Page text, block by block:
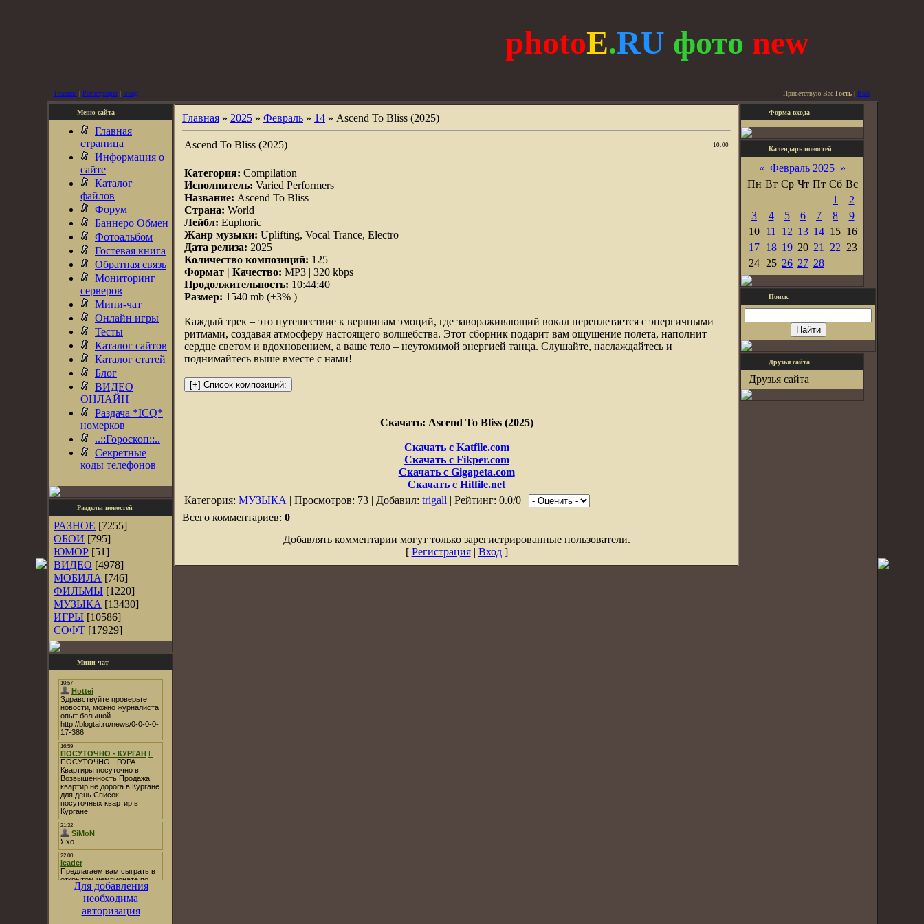
photoE.RU фото new
Главная | Регистрация | Вход Приветствую Вас Гость | RSS
Меню сайта
Главная
страница
Информация о
сайте
Каталог
файлов
Форум
Баннеро Обмен
Фотоальбом
Гостевая книга
Обратная связь
Мониторинг
серверов
Мини-чат
Онлайн игры
Тесты
Каталог сайтов
Каталог статей
Блог
ВИДЕО
ОНЛАЙН
Раздача *ICQ*
номерков
..::Гороскоп::..
Секретные
коды телефонов
Разделы новостей
РАЗНОЕ [7255]
ОБОИ [795]
ЮМОР [51]
ВИДЕО [4978]
МОБИЛА [746]
ФИЛЬМЫ [1220]
МУЗЫКА [13430]
ИГРЫ [10586]
СОФТ [17929]
Мини-чат
Для добавления
необходима
авторизация
Главная » 2025 » Февраль » 14 » Ascend To Bliss (2025)
Ascend To Bliss (2025) 10:00
Категория: Compilation
Исполнитель: Varied Performers
Название: Ascend To Bliss
Страна: World
Лейбл: Euphoric
Жанр музыки: Uplifting, Vocal Trance, Electro
Дата релиза: 2025
Количество композиций: 125
Формат | Качество: MP3 | 320 kbps
Продолжительность: 10:44:40
Размер: 1540 mb (+3% )
Каждый трек – это путешествие к вершинам эмоций, где завораживающий вокал переплетается с энергичными
ритмами, создавая атмосферу настоящего волшебства. Этот сборник подарит вам ощущение полета, наполнит
сердце светом и вдохновением, а ваше тело – неутомимой энергией танца. Слушайте, наслаждайтесь и
поднимайтесь выше вместе с нами!
Скачать: Ascend To Bliss (2025)
Скачать с Katfile.com
Скачать с Fikper.com
Скачать с Gigapeta.com
Скачать с Hitfile.net
Категория: МУЗЫКА | Просмотров: 73 | Добавил: trigall | Рейтинг: 0.0/0 |
Всего комментариев: 0
Добавлять комментарии могут только зарегистрированные пользователи.
[ Регистрация| Вход]
Форма входа
Календарь новостей
« Февраль 2025 »
Пн Вт Ср Чт Пт Сб Вс
1
2
3
4 5 6 7 8
9
10 11 12 13 14 15 16
17 18 19 20 21 22 23
24 25 26 27 28
Поиск
Друзья сайта
Друзья сайта